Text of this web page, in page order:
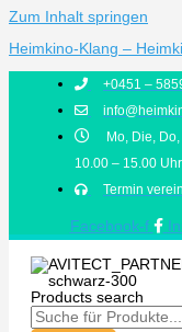
Zum Inhalt springen
Heimkino-Klang –
+0451 –
Mo, Die,
10.00 – 15.00 Uhr
Termin
Facebook-f
Products search